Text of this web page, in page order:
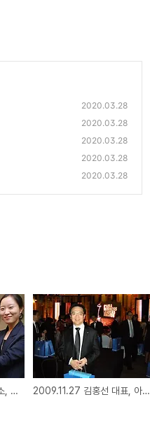
2020.03.28
2020.03.28
2020.03.28
2020.03.28
2020.03.28
2009.12.08 안철수연구소, 아름다운 나눔으로 이웃사랑 실천 2009.11.27 김홍선 대표, 아시아 비즈니스 어워드 시상식 참석